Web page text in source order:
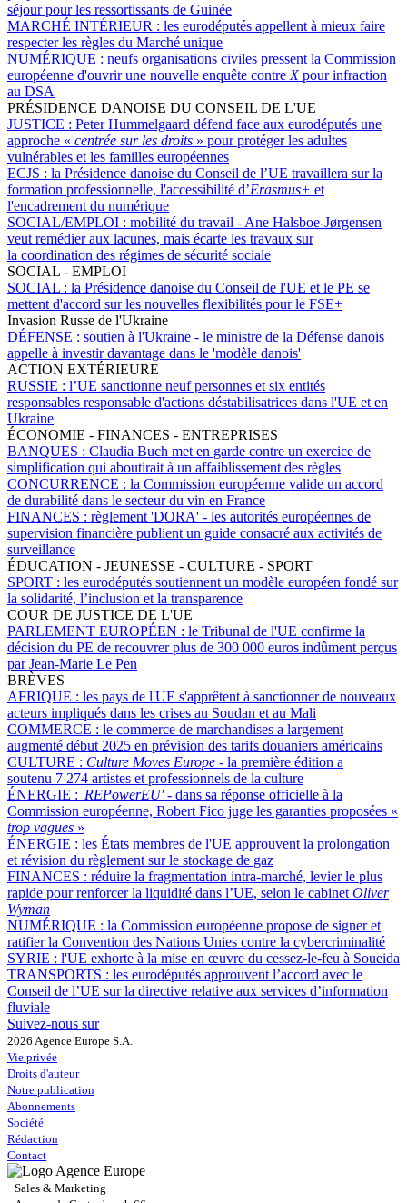
séjour pour les ressortissants de Guinée
MARCHÉ INTÉRIEUR : les eurodéputés appellent à mieux faire
respecter les règles du Marché unique
NUMÉRIQUE : neufs organisations civiles pressent la Commission
européenne d'ouvrir une nouvelle enquête contre Xpour infraction
au DSA
PRÉSIDENCE DANOISE DU CONSEIL DE L'UE
JUSTICE : Peter Hummelgaard défend face aux eurodéputés une
approche « centrée sur les droits » pour protéger les adultes
vulnérables et les familles européennes
ECJS : la Présidence danoise du Conseil de l’UE travaillera sur la
formation professionnelle, l'accessibilité d’Erasmus+ et
l'encadrement du numérique
SOCIAL/EMPLOI : mobilité du travail - Ane Halsboe-Jørgensen
veut remédier aux lacunes, mais écarte les travaux sur
la coordination des régimes de sécurité sociale
SOCIAL - EMPLOI
SOCIAL : la Présidence danoise du Conseil de l'UE et le PE se
mettent d'accord sur les nouvelles flexibilités pour le FSE+
Invasion Russe de l'Ukraine
DÉFENSE : soutien à l'Ukraine - le ministre de la Défense danois
appelle à investir davantage dans le 'modèle danois'
ACTION EXTÉRIEURE
RUSSIE : l’UE sanctionne neuf personnes et six entités
responsables responsable d'actions déstabilisatrices dans l'UE et en
Ukraine
ÉCONOMIE - FINANCES - ENTREPRISES
BANQUES : Claudia Buch met en garde contre un exercice de
simplification qui aboutirait à un affaiblissement des règles
CONCURRENCE : la Commission européenne valide un accord
de durabilité dans le secteur du vin en France
FINANCES : règlement 'DORA' - les autorités européennes de
supervision financière publient un guide consacré aux activités de
surveillance
ÉDUCATION - JEUNESSE - CULTURE - SPORT
SPORT : les eurodéputés soutiennent un modèle européen fondé sur
la solidarité, l’inclusion et la transparence
COUR DE JUSTICE DE L'UE
PARLEMENT EUROPÉEN : le Tribunal de l'UE confirme la
décision du PE de recouvrer plus de 300 000 euros indûment perçus
par Jean-Marie Le Pen
BRÈVES
AFRIQUE : les pays de l'UE s'apprêtent à sanctionner de nouveaux
acteurs impliqués dans les crises au Soudan et au Mali
COMMERCE : le commerce de marchandises a largement
augmenté début 2025 en prévision des tarifs douaniers américains
CULTURE : Culture Moves Europe - la première édition a
soutenu 7 274 artistes et professionnels de la culture
ÉNERGIE : 'REPowerEU' - dans sa réponse officielle à la
Commission européenne, Robert Fico juge les garanties proposées «
trop vagues »
ÉNERGIE : les États membres de l'UE approuvent la prolongation
et révision du règlement sur le stockage de gaz
FINANCES : réduire la fragmentation intra-marché, levier le plus
rapide pour renforcer la liquidité dans l’UE, selon le cabinet Oliver
Wyman
NUMÉRIQUE : la Commission européenne propose de signer et
ratifier la Convention des Nations Unies contre la cybercriminalité
SYRIE : l'UE exhorte à la mise en œuvre du cessez-le-feu à Soueida
TRANSPORTS : les eurodéputés approuvent l’accord avec le
Conseil de l’UE sur la directive relative aux services d’information
fluviale
Suivez-nous sur
2026 Agence Europe S.A.
Vie privée
Droits d'auteur
Notre publication
Abonnements
Société
Rédaction
Contact
Sales & Marketing